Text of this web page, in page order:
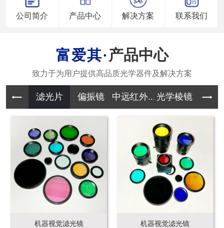
公司简介 产品中心 解决方案 联系我们
产品中心
滤光片 偏振镜 中远红外... 光学棱镜 其它
机器视觉滤光镜 机器视觉滤光镜